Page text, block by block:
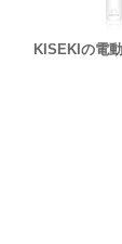
KISEKIの電